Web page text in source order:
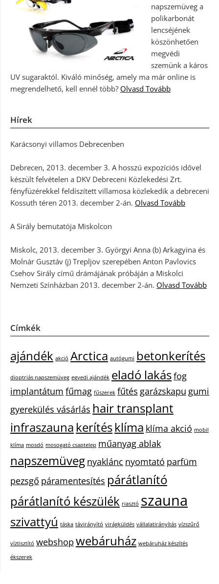
napszemüveg a
polikarbonát
lencséjének
köszönhetően
megvédi
szemünk a káros
UV sugaraktól. Kiváló minőség, amely ma már online is
megrendelhető, kell ennél több? Olvasd Tovább
Hírek
Karácsonyi villamos Debrecenben
Debrecen, 2013. december 3. A hosszú expozíciós idővel
készült felvételen a DKV Debreceni Közlekedési Zrt.
fényfüzérekkel feldíszített villamosa közlekedik a debreceni
Kossuth téren 2013. december 2-án. Olvasd Tovább
A Sirály bemutatója Miskolcon
Miskolc, 2013. december 3. Györgyi Anna (b) Arkagyina és
Molnár Gusztáv (j) Trepljov szerepében Anton Pavlovics
Csehov Sirály című drámájának próbáján a Miskolci
Nemzeti Színházban 2013. december 2-án. Olvasd Tovább
Címkék
ajándék akció Arctica autógumi betonkerítés
dioptriás napszemüveg egyedi ajándék eladó lakásfog
implantátum fűmag fűszerek fűtés garázskapu gumi
gyerekülés vásárlás hair transplant
infraszauna kerítésklíma klíma akció mobil
klíma mosdó mosogató csaptelep műanyag ablak
napszemüveg nyaklánc nyomtató parfüm
pezsgő páramentesítés párátlanító
párátlanító készülék riasztó szauna
szivattyú táska távirányító virágküldés vállalatirányítás vízszűrő
víztisztító webshop webáruház webáruház készítés
ékszerek